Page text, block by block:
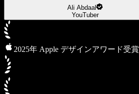
Ali Abdaal
YouTuber
2025年 Apple デザインアワード受賞